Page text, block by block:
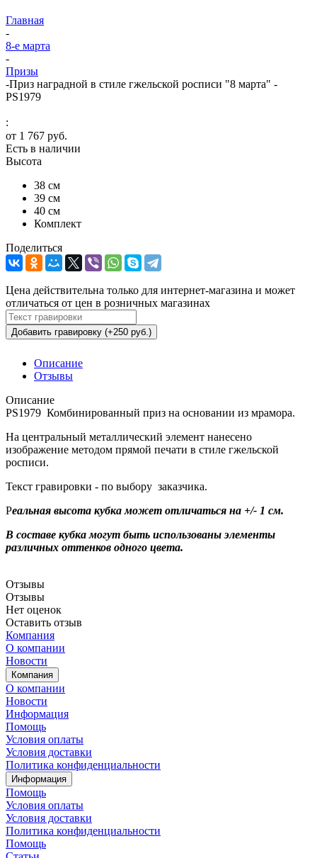
Главная
-
8-е марта
-
Призы
-Приз наградной в стиле гжельской росписи "8 марта" -
PS1979
:
от 1 767 руб.
Есть в наличии
Высота
38 см
39 см
40 см
Комплект
Поделиться
Цена действительна только для интернет-магазина и может
отличаться от цен в розничных магазинах
Добавить гравировку (+250 руб.)
Описание
Отзывы
Описание
PS1979 Комбинированный приз на основании из мрамора.
На центральный металлический элемент нанесено
изображение методом прямой печати в стиле гжельской
росписи.
Текст гравировки - по выбору заказчика.
Реальная высота кубка может отличаться на +/- 1 см.
В составе кубка могут быть использованы элементы
различных оттенков одного цвета.
Отзывы
Отзывы
Нет оценок
Оставить отзыв
Компания
О компании
Новости
Компания
О компании
Новости
Информация
Помощь
Условия оплаты
Условия доставки
Политика конфиденциальности
Информация
Помощь
Условия оплаты
Условия доставки
Политика конфиденциальности
Помощь